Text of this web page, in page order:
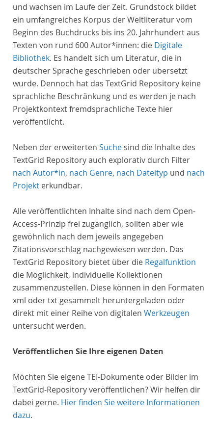
und wachsen im Laufe der Zeit. Grundstock bildet
ein umfangreiches Korpus der Weltliteratur vom
Beginn des Buchdrucks bis ins 20. Jahrhundert aus
Texten von rund 600 Autor*innen: die Digitale
Bibliothek. Es handelt sich um Literatur, die in
deutscher Sprache geschrieben oder übersetzt
wurde. Dennoch hat das TextGrid Repository keine
sprachliche Beschränkung und es werden je nach
Projektkontext fremdsprachliche Texte hier
veröffentlicht.
Neben der erweiterten Suche sind die Inhalte des
TextGrid Repository auch explorativ durch Filter
nach Autor*in, nach Genre, nach Dateityp und nach
Projekt erkundbar.
Alle veröffentlichten Inhalte sind nach dem Open-
Access-Prinzip frei zugänglich, sollten aber wie
gewöhnlich nach dem jeweils angegeben
Zitationsvorschlag nachgewiesen werden. Das
TextGrid Repository bietet über die Regalfunktion
die Möglichkeit, individuelle Kollektionen
zusammenzustellen. Diese können in den Formaten
xml oder txt gesammelt heruntergeladen oder
direkt mit einer Reihe von digitalen Werkzeugen
untersucht werden.
Veröffentlichen Sie Ihre eigenen Daten
Möchten Sie eigene TEI-Dokumente oder Bilder im
TextGrid-Repository veröffentlichen? Wir helfen dir
dabei gerne. Hier finden Sie weitere Informationen
dazu.